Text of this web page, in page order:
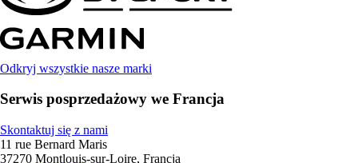
Odkryj wszystkie nasze marki
Serwis posprzedażowy we Francja
Skontaktuj się z nami
11 rue Bernard Maris
37270 Montlouis-sur-Loire, Francja